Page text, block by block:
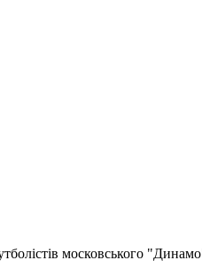
московського